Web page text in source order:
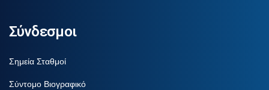
Σύνδεσμοι
Σημεία Σταθμοί
Σύντομο Βιογραφικό